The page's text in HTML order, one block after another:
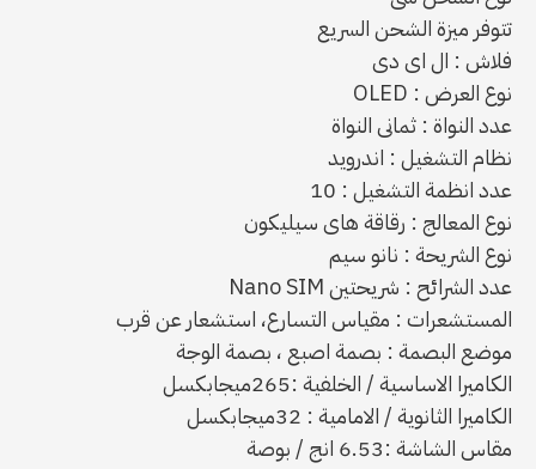
تتوفر ميزة الشحن السريع
فلاش : ال اى دى
نوع العرض : OLED
عدد النواة : ثمانى النواة
نظام التشغيل : اندرويد
عدد انظمة التشغيل : 10
نوع المعالج : رقاقة هاى سيليكون
نوع الشريحة : نانو سيم
عدد الشرائح : شريحتين Nano SIM
المستشعرات : مقياس التسارع، استشعار عن قرب
موضع البصمة : بصمة اصبع ، بصمة الوجة
الكاميرا الاساسية / الخلفية :265ميجابكسل
الكاميرا الثانوية / الامامية : 32ميجابكسل
مقاس الشاشة :6.53 انج / بوصة